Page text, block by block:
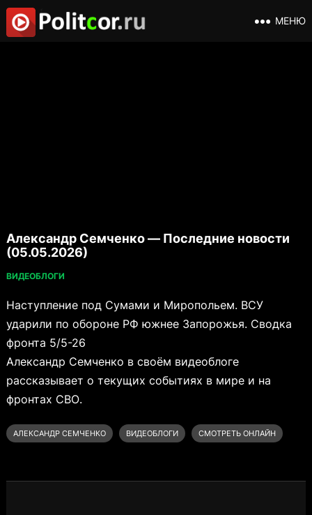
МЕНЮ
Александр Семченко — Последние новости
(05.05.2026)
ВИДЕОБЛОГИ
Наступление под Сумами и Миропольем. ВСУ
ударили по обороне РФ южнее Запорожья. Сводка
фронта 5/5-26
Александр Семченко в своём видеоблоге
рассказывает о текущих событиях в мире и на
фронтах СВО.
АЛЕКСАНДР СЕМЧЕНКО ВИДЕОБЛОГИ СМОТРЕТЬ ОНЛАЙН